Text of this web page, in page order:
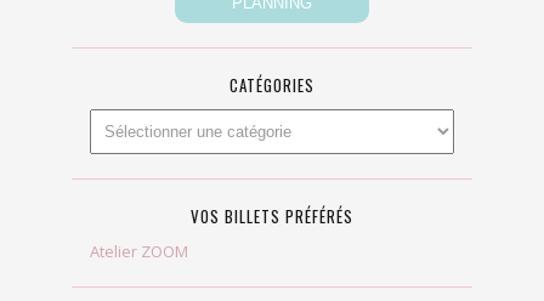
CATÉGORIES
VOS BILLETS PRÉFÉRÉS
Atelier ZOOM